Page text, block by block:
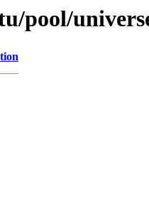
pool/